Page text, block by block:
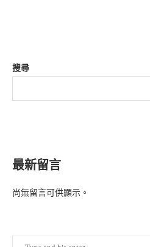
搜尋
最新留言
尚無留言可供顯示。